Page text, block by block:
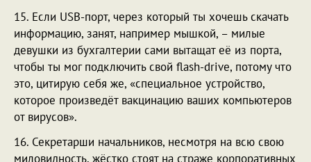
15. Если USB-порт, через который ты хочешь скачать
информацию, занят, например мышкой, – милые
девушки из бухгалтерии сами вытащат её из порта,
чтобы ты мог подключить свой flash-drive, потому что
это, цитирую себя же, «специальное устройство,
которое произведёт вакцинацию ваших компьютеров
от вирусов».
16. Секретарши начальников, несмотря на всю свою
миловидность, жёстко стоят на страже корпоративных